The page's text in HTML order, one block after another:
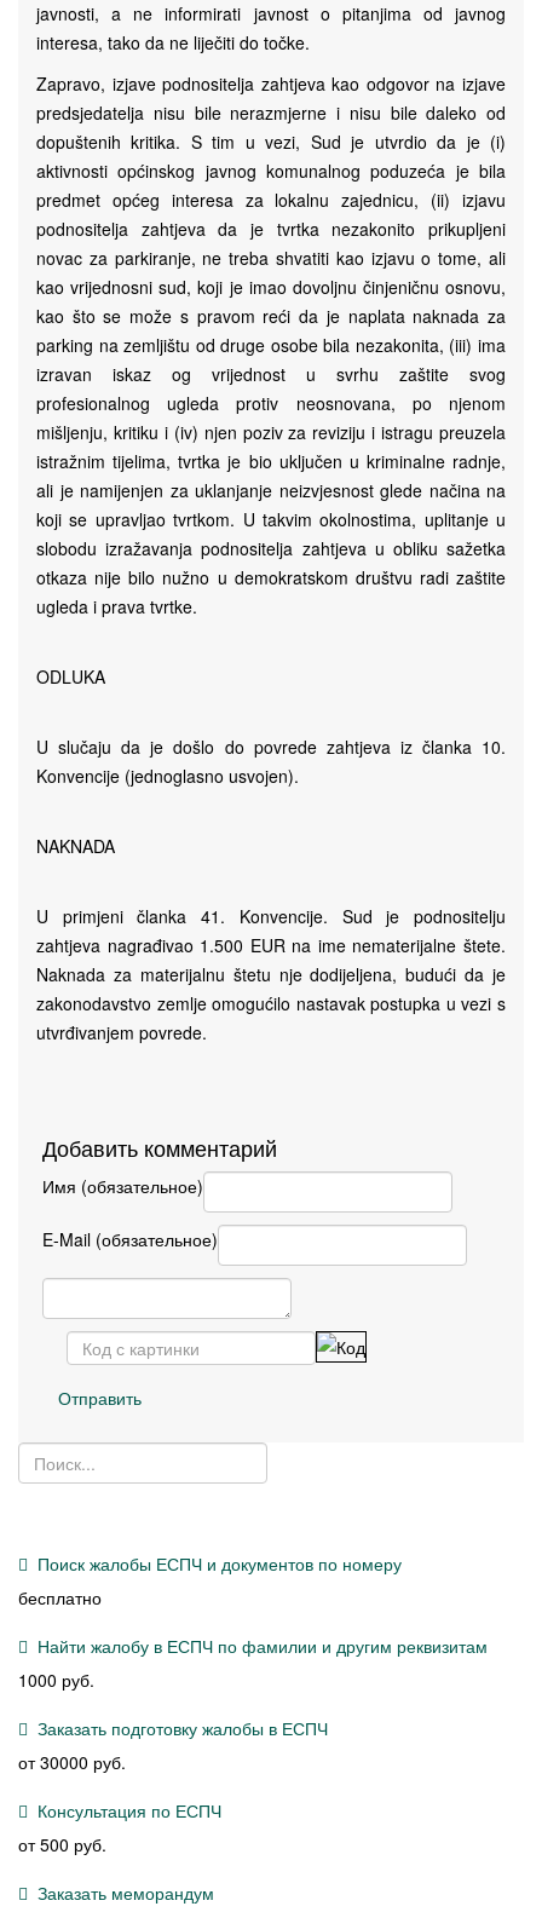
javnosti, a ne informirati javnost o pitanjima od javnog
interesa, tako da ne liječiti do točke.
Zapravo, izjave podnositelja zahtjeva kao odgovor na izjave
predsjedatelja nisu bile nerazmjerne i nisu bile daleko od
dopuštenih kritika. S tim u vezi, Sud je utvrdio da je (i)
aktivnosti općinskog javnog komunalnog poduzeća je bila
predmet općeg interesa za lokalnu zajednicu, (ii) izjavu
podnositelja zahtjeva da je tvrtka nezakonito prikupljeni
novac za parkiranje, ne treba shvatiti kao izjavu o tome, ali
kao vrijednosni sud, koji je imao dovoljnu činjeničnu osnovu,
kao što se može s pravom reći da je naplata naknada za
parking na zemljištu od druge osobe bila nezakonita, (iii) ima
izravan iskaz og vrijednost u svrhu zaštite svog
profesionalnog ugleda protiv neosnovana, po njenom
mišljenju, kritiku i (iv) njen poziv za reviziju i istragu preuzela
istražnim tijelima, tvrtka je bio uključen u kriminalne radnje,
ali je namijenjen za uklanjanje neizvjesnost glede načina na
koji se upravljao tvrtkom. U takvim okolnostima, uplitanje u
slobodu izražavanja podnositelja zahtjeva u obliku sažetka
otkaza nije bilo nužno u demokratskom društvu radi zaštite
ugleda i prava tvrtke.
ODLUKA
U slučaju da je došlo do povrede zahtjeva iz članka 10.
Konvencije (jednoglasno usvojen).
NAKNADA
U primjeni članka 41. Konvencije. Sud je podnositelju
zahtjeva nagrađivao 1.500 EUR na ime nematerijalne štete.
Naknada za materijalnu štetu nje dodijeljena, budući da je
zakonodavstvo zemlje omogućilo nastavak postupka u vezi s
utvrđivanjem povrede.
Добавить комментарий
Имя (обязательное)
E-Mail (обязательное)
Отправить
Поиск жалобы ЕСПЧ и документов по номеру
бесплатно
Найти жалобу в ЕСПЧ по фамилии и другим реквизитам
1000 руб.
Заказать подготовку жалобы в ЕСПЧ
от 30000 руб.
Консультация по ЕСПЧ
от 500 руб.
Заказать меморандум